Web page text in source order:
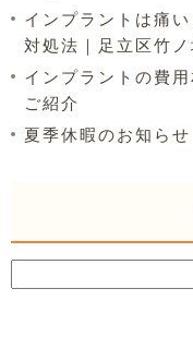
インプラントは痛
対処法｜足立区竹
インプラントの費
ご紹介
夏季休暇のお知らせ